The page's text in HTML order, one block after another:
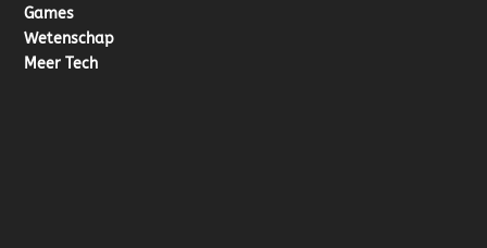
Games
Wetenschap
Meer Tech